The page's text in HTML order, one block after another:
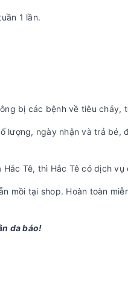
1 lần.
bị các bệnh về tiêu chảy,
lượng, ngày nhận và trả
Tê, thì Hắc Tê có dịch
mồi tại shop. Hoàn toàn
da báo!